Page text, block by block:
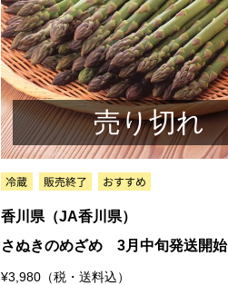
売り切れ
香川県（JA香川県）
さぬきのめざめ 3月中旬発送開始
¥3,980（税・送料込）